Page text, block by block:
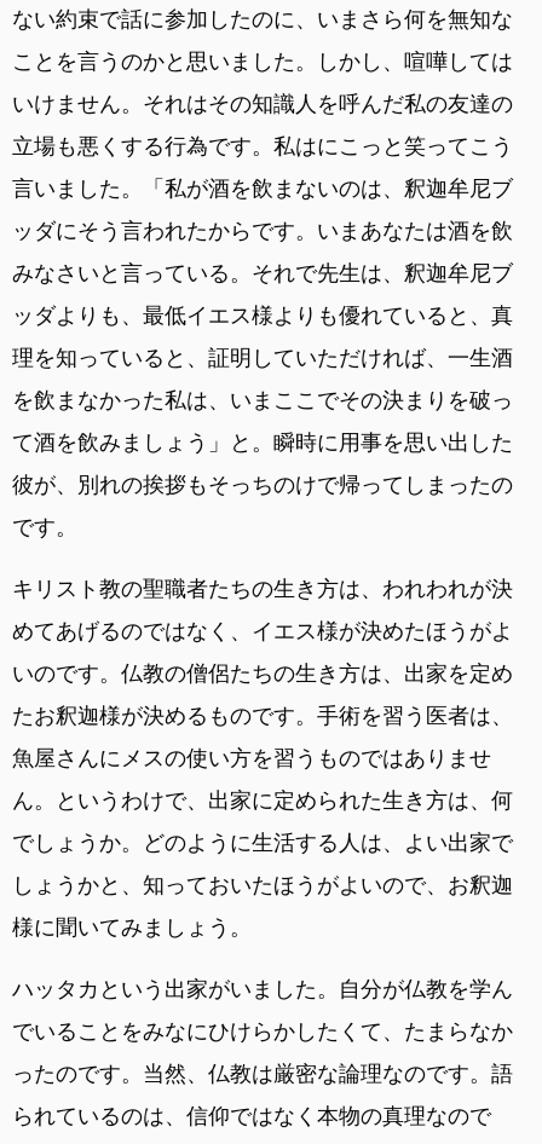
ない約束で話に参加したのに、いまさら何を無知な
ことを言うのかと思いました。しかし、喧嘩しては
いけません。それはその知識人を呼んだ私の友達の
立場も悪くする行為です。私はにこっと笑ってこう
言いました。「私が酒を飲まないのは、釈迦牟尼ブ
ッダにそう言われたからです。いまあなたは酒を飲
みなさいと言っている。それで先生は、釈迦牟尼ブ
ッダよりも、最低イエス様よりも優れていると、真
理を知っていると、証明していただければ、一生酒
を飲まなかった私は、いまここでその決まりを破っ
て酒を飲みましょう」と。瞬時に用事を思い出した
彼が、別れの挨拶もそっちのけで帰ってしまったの
です。
キリスト教の聖職者たちの生き方は、われわれが決
めてあげるのではなく、イエス様が決めたほうがよ
いのです。仏教の僧侶たちの生き方は、出家を定め
たお釈迦様が決めるものです。手術を習う医者は、
魚屋さんにメスの使い方を習うものではありませ
ん。というわけで、出家に定められた生き方は、何
でしょうか。どのように生活する人は、よい出家で
しょうかと、知っておいたほうがよいので、お釈迦
様に聞いてみましょう。
ハッタカという出家がいました。自分が仏教を学ん
でいることをみなにひけらかしたくて、たまらなか
ったのです。当然、仏教は厳密な論理なのです。語
られているのは、信仰ではなく本物の真理なので